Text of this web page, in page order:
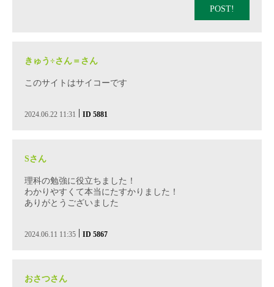
POST!
きゅう÷さん＝さん
このサイトはサイコーです
2024.06.22 11:31 | ID 5881
Sさん
理科の勉強に役立ちました！
わかりやすくて本当にたすかりました！
ありがとうございました
2024.06.11 11:35 | ID 5867
おさつさん